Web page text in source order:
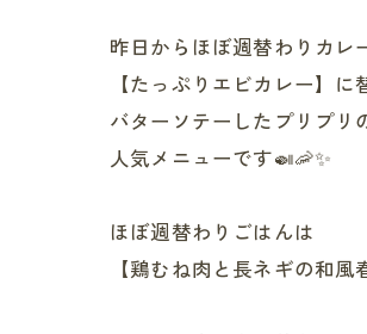
昨日からほぼ週替わりカレ
【たっぷりエビカレー】に
バターソテーしたプリプリ
人気メニューです🍛🦐✨
ほぼ週替わりごはんは
【鶏むね肉と長ネギの和風